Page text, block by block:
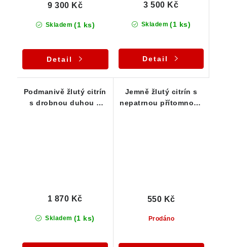
Skladem (1 ks)
9 300 Kč
Detail
Skladem (1 ks)
3 500 Kč
Detail
Podmanivě žlutý citrín
s drobnou duhou a
Skladem (1 ks)
1 870 Kč
Jemně žlutý citrín s
nepatrnou přítomností
Prodáno
550 Kč